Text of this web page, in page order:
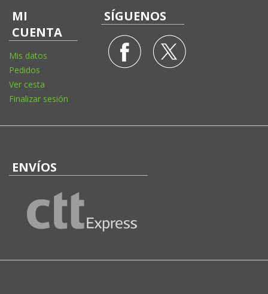
MI
CUENTA
Mis datos
Pedidos
Ver cesta
Finalizar sesión
SÍGUENOS
ENVÍOS